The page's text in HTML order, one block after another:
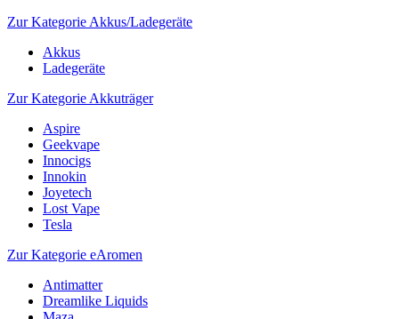
Zur Kategorie Akkus/Ladegeräte
Akkus
Ladegeräte
Zur Kategorie Akkuträger
Aspire
Geekvape
Innocigs
Innokin
Joyetech
Lost Vape
Tesla
Zur Kategorie eAromen
Antimatter
Dreamlike Liquids